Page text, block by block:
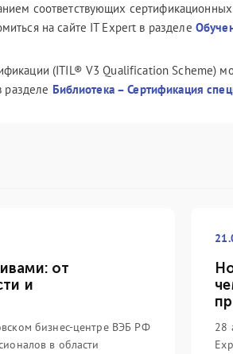
соответствующих
на сайте IT Expert в разделе
(ITIL® V3 Qualification Scheme)
разделе Библиотека – Сертификация
от
и
бизнес-центре ВЭБ РФ
в области
28